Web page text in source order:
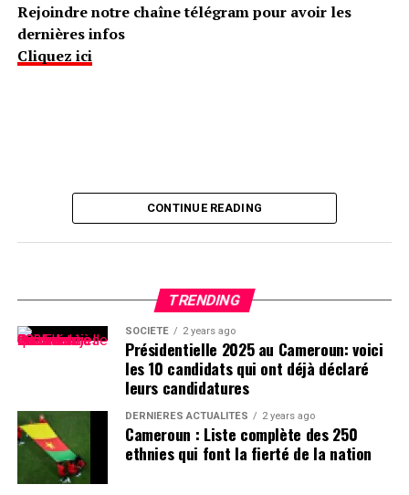
Rejoindre notre chaîne télégram pour avoir les
dernières infos
Cliquez ici
CONTINUE READING
TRENDING
SOCIÉTÉ 2 years ago
Présidentielle 2025 au Cameroun: voici
les 10 candidats qui ont déjà déclaré
leurs candidatures
DERNIÈRES ACTUALITÉS 2 years ago
Cameroun : Liste complète des 250
ethnies qui font la fierté de la nation